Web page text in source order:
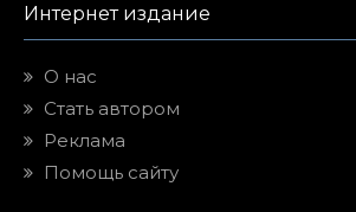
Интернет издание
О нас
Стать автором
Реклама
Помощь сайту